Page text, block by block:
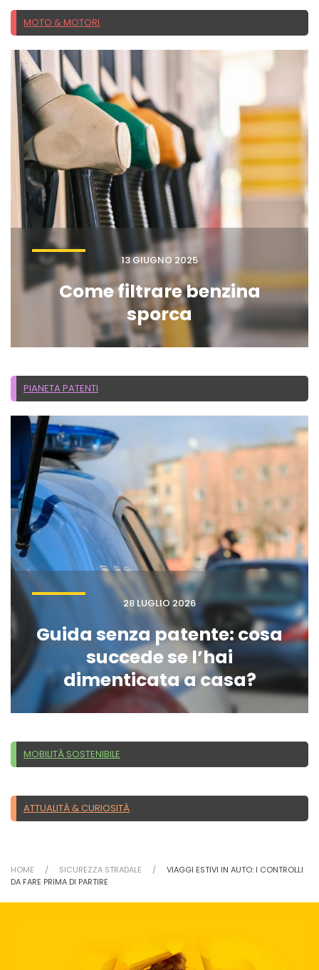
MOTO & MOTORI
13 GIUGNO 2025
Come filtrare benzina
sporca
PIANETA PATENTI
28 LUGLIO 2026
Guida senza patente: cosa
succede se l’hai
dimenticata a casa?
MOBILITÀ SOSTENIBILE
ATTUALITÀ & CURIOSITÀ
HOME SICUREZZA STRADALE
VIAGGI ESTIVI IN AUTO: I CONTROLLI
DA FARE PRIMA DI PARTIRE